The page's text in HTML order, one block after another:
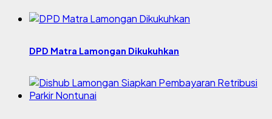
DPD Matra Lamongan Dikukuhkan